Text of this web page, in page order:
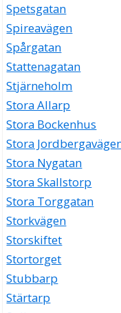
Spetsgatan
Spireavägen
Spårgatan
Stattenagatan
Stjärneholm
Stora Allarp
Stora Bockenhus
Stora
Stora Nygatan
Stora Skallstorp
Stora Torggatan
Storkvägen
Storskiftet
Stortorget
Stubbarp
Stärtarp